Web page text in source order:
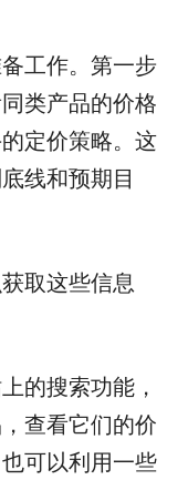
工作。第一步
类产品的价格
定价策略。这
线和预期目
取这些信息
的搜索功能，
查看它们的价
可以利用一些